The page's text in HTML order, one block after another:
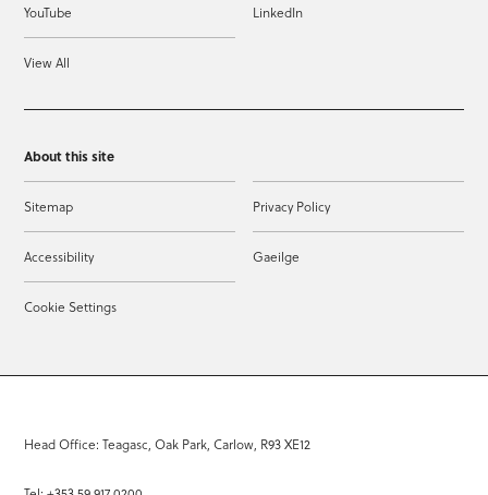
YouTube LinkedIn
View All
About this site
Sitemap Privacy Policy
Accessibility Gaeilge
Cookie Settings
Head Office: Teagasc, Oak Park, Carlow, R93 XE12